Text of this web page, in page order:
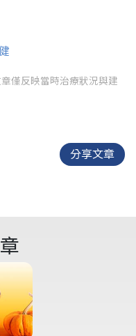
僅反映當時治療狀況與建
分享文章